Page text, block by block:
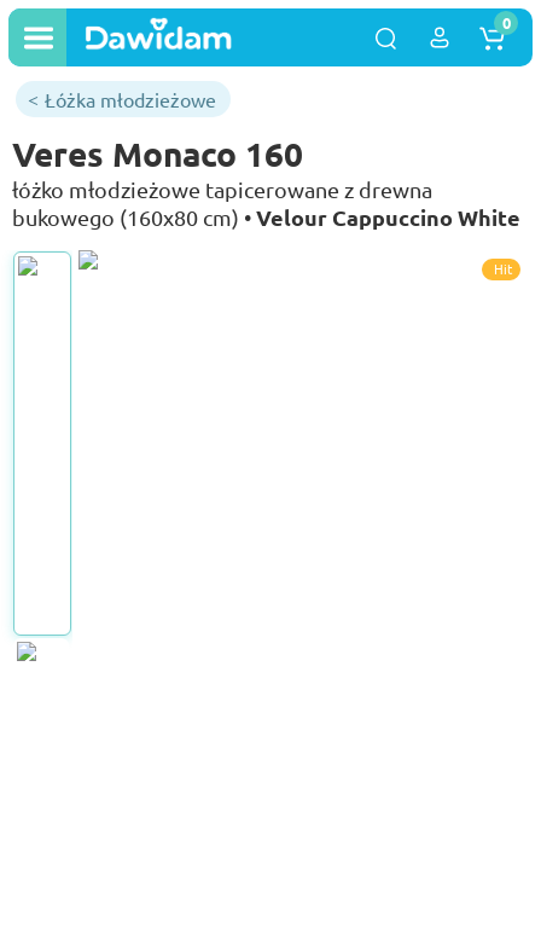
0
Łóżka młodzieżowe
Veres Monaco 160
łóżko młodzieżowe tapicerowane z drewna
bukowego (160x80 cm) •Velour Cappuccino White
Hit